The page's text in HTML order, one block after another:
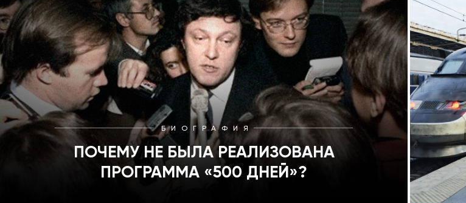
БИОГРАФИЯ
ПОЧЕМУ НЕ БЫЛА РЕАЛИЗОВАНА
ПРОГРАММА «500 ДНЕЙ»?